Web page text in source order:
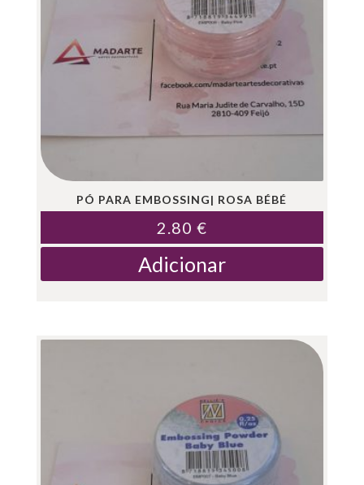
PÓ PARA EMBOSSING| ROSA BÉBÉ
2.80 €
Adicionar